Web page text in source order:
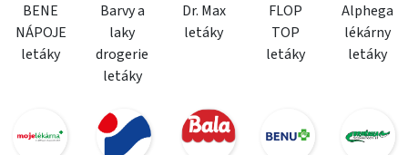
BENE
NÁPOJE
letáky
Barvy a
laky
drogerie
letáky
Dr. Max
letáky
FLOP
TOP
letáky
Alphega
lékárny
letáky